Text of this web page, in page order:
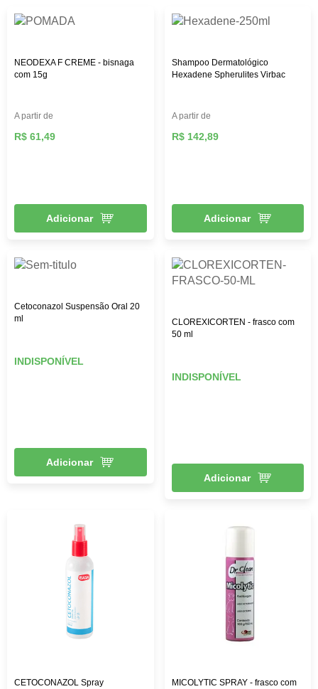
NEODEXA F CREME - bisnaga
com 15g
A partir de
R$ 61,49
Adicionar
Shampoo Dermatológico
Hexadene Spherulites Virbac
A partir de
R$ 142,89
Adicionar
Cetoconazol Suspensão Oral 20
ml
INDISPONÍVEL
Adicionar
CLOREXICORTEN - frasco com
50 ml
INDISPONÍVEL
Adicionar
CETOCONAZOL Spray
MICOLYTIC SPRAY - frasco com